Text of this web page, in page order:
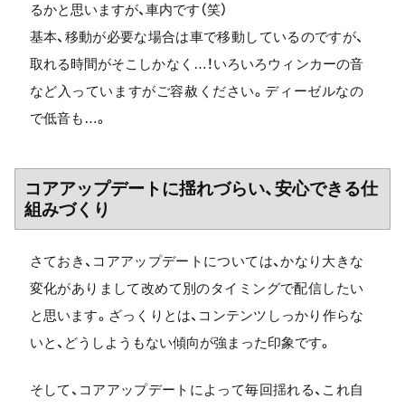
るかと思いますが、車内です（笑）
基本、移動が必要な場合は車で移動しているのですが、
取れる時間がそこしかなく…！いろいろウィンカーの音
など入っていますがご容赦ください。ディーゼルなの
で低音も…。
コアアップデートに揺れづらい、安心できる仕
組みづくり
さておき、コアアップデートについては、かなり大きな
変化がありまして改めて別のタイミングで配信したい
と思います。ざっくりとは、コンテンツしっかり作らな
いと、どうしようもない傾向が強まった印象です。
そして、コアアップデートによって毎回揺れる、これ自